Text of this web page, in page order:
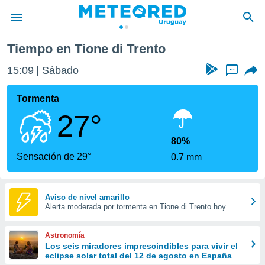
de
ha
para
que se
calidad.
a este
las
y
forma
digital
basada
Tiempo en Tione di Trento
15:09 Sábado ...
Tormenta
27°
Sensación de 29°
80%
0.7 mm
Aviso de nivel amarillo
Alerta moderada por tormenta en Tione di Trento hoy
Astronomía
Los seis miradores imprescindibles para vivir el
eclipse solar total del 12 de agosto en España